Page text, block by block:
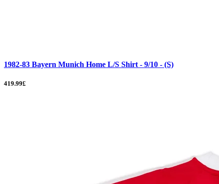
1982-83 Bayern Munich Home L/S Shirt - 9/10 - (S)
419.99£